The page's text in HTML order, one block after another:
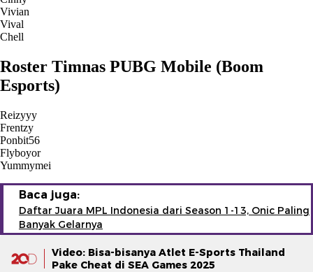
Vivian
Vival
Chell
Roster Timnas PUBG Mobile (Boom
Esports)
Reizyyy
Frentzy
Ponbit56
Flyboyor
Yummymei
Baca juga:
Daftar Juara MPL Indonesia dari Season 1-13, Onic Paling
Banyak Gelarnya
Video: Bisa-bisanya Atlet E-Sports Thailand
Pake Cheat di SEA Games 2025